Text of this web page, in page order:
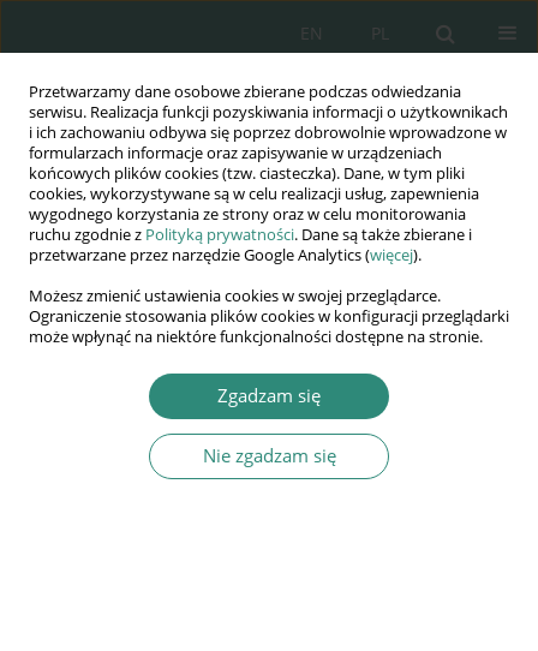
Przetwarzamy dane osobowe zbierane podczas odwiedzania
serwisu. Realizacja funkcji pozyskiwania informacji o użytkownikach
i ich zachowaniu odbywa się poprzez dobrowolnie wprowadzone w
formularzach informacje oraz zapisywanie w urządzeniach
końcowych plików cookies (tzw. ciasteczka). Dane, w tym pliki
cookies, wykorzystywane są w celu realizacji usług, zapewnienia
wygodnego korzystania ze strony oraz w celu monitorowania
ruchu zgodnie z Polityką prywatności. Dane są także zbierane i
przetwarzane przez narzędzie Google Analytics (więcej).
Możesz zmienić ustawienia cookies w swojej przeglądarce.
Ograniczenie stosowania plików cookies w konfiguracji przeglądarki
może wpłynąć na niektóre funkcjonalności dostępne na stronie.
Zgadzam się
Nie zgadzam się
PL
EN
Wydawnictwo
AWSGE
Akademia Nauk Stosowanych
WSGE
im. Alcide De Gasperi
Słowo kluczoweKorupcja
Korupcja a bezpieczeństwo narodowe